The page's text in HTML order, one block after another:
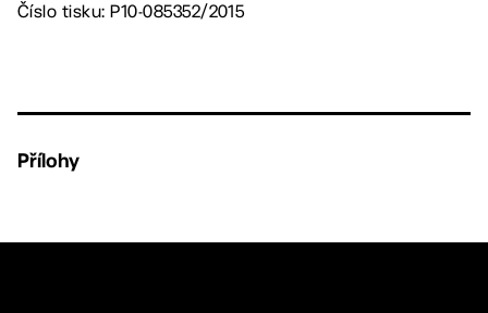
Číslo tisku: P10-085352/2015
Přílohy